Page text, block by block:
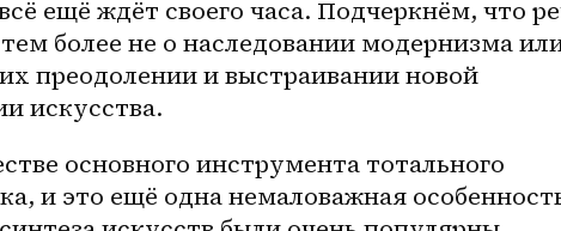
ещё ждёт своего часа. Подчеркнём, что
более не о наследовании модернизма
преодолении и выстраивании новой
искусства.
основного инструмента тотального
и это ещё одна немаловажная